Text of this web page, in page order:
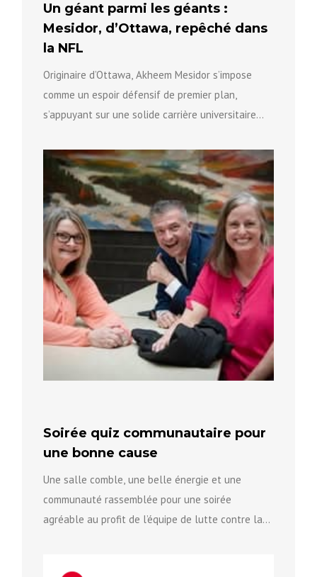
Un géant parmi les géants :
Mesidor, d’Ottawa, repêché dans
la NFL
Originaire d’Ottawa, Akheem Mesidor s’impose
comme un espoir défensif de premier plan,
s’appuyant sur une solide carrière universitaire
Soirée quiz communautaire pour
une bonne cause
Une salle comble, une belle énergie et une
communauté rassemblée pour une soirée
agréable au profit de l’équipe de lutte contre la